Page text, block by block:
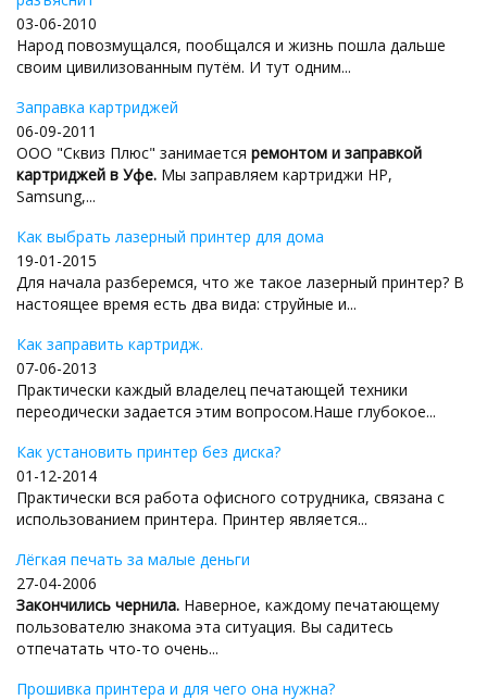
03-06-2010
Народ повозмущался, пообщался и жизнь пошла дальше
своим цивилизованным путём. И тут одним...
Заправка картриджей
06-09-2011
ООО "Сквиз Плюс" занимается ремонтом и заправкой
картриджей в Уфе. Мы заправляем картриджи HP,
Samsung,...
Как выбрать лазерный принтер для дома
19-01-2015
Для начала разберемся, что же такое лазерный принтер? В
настоящее время есть два вида: струйные и...
Как заправить картридж.
07-06-2013
Практически каждый владелец печатающей техники
переодически задается этим вопросом.Наше глубокое...
Как установить принтер без диска?
01-12-2014
Практически вся работа офисного сотрудника, связана с
использованием принтера. Принтер является...
Лёгкая печать за малые деньги
27-04-2006
Закончились чернила. Наверное, каждому печатающему
пользователю знакома эта ситуация. Вы садитесь
отпечатать что-то очень...
Прошивка принтера и для чего она нужна?